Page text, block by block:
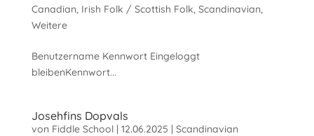
Canadian, Irish Folk / Scottish Folk, Scandinavian,
Weitere
Benutzername Kennwort Eingeloggt
bleibenKennwort...
Josehfins Dopvals
von Fiddle School| 12.06.2025 | Scandinavian